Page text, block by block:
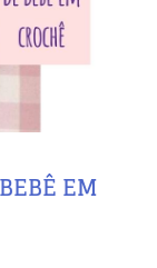
EM